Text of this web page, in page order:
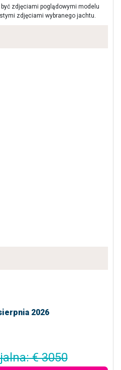
zdjęciami poglądowymi modelu
zdjęciami wybranego jachtu.
2026
€ 3050